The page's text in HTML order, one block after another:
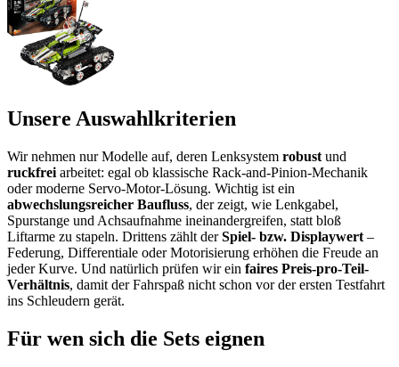
Unsere Auswahlkriterien
Wir nehmen nur Modelle auf, deren Lenk­system robust und
ruckfrei arbeitet: egal ob klassische Rack-and-Pinion-Mechanik
oder moderne Servo-Motor-Lösung. Wichtig ist ein
abwechslungsreicher Baufluss, der zeigt, wie Lenkgabel,
Spurstange und Achsaufnahme ineinandergreifen, statt bloß
Liftarme zu stapeln. Drittens zählt derSpiel- bzw. Displaywert –
Federung, Differentiale oder Motorisierung erhöhen die Freude an
jeder Kurve. Und natürlich prüfen wir ein faires Preis-pro-Teil-
Verhältnis, damit der Fahrspaß nicht schon vor der ersten Testfahrt
ins Schleudern gerät.
Für wen sich die Sets eignen